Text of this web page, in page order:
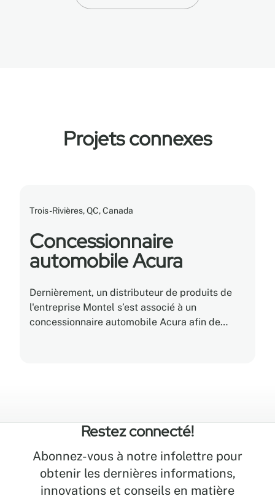
Projets connexes
Trois-Rivières, QC, Canada
Concessionnaire
automobile Acura
Dernièrement, un distributeur de produits de
l'entreprise Montel s’est associé à un
concessionnaire automobile Acura afin de
Restez connecté!
Abonnez-vous à notre infolettre pour
obtenir les dernières informations,
innovations et conseils en matière